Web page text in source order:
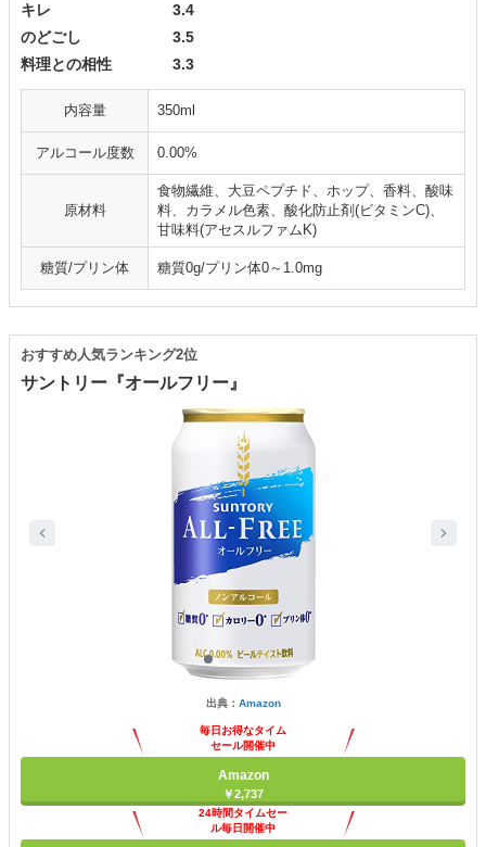
キレ 3.4
のどごし 3.5
料理との相性 3.3
内容量 350ml
アルコール度数 0.00%
原材料
食物繊維、大豆ペプチド、ホップ、香料、酸味
料、カラメル色素、酸化防止剤(ビタミンC)、
甘味料(アセスルファムK)
糖質/プリン体 糖質0g/プリン体0～1.0mg
サントリー『オールフリー』
おすすめ人気ランキング2位
出典： Amazon
毎日お得なタイム
セール開催中
Amazon
￥2,737
24時間タイムセー
ル毎日開催中